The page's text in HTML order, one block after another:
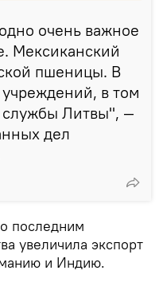
очень важное
Мексиканский
пшеницы. В
в том
службы Литвы", —
дел
последним
увеличила экспорт
и Индию.